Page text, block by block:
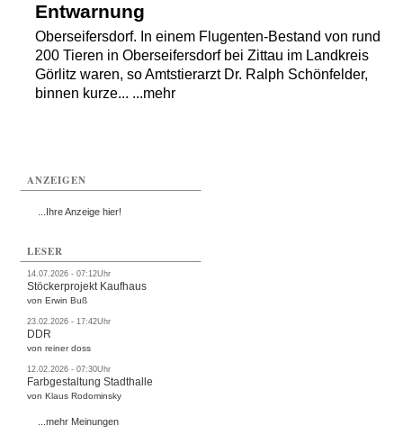
Entwarnung
Oberseifersdorf. In einem Flugenten-Bestand von rund
200 Tieren in Oberseifersdorf bei Zittau im Landkreis
Görlitz waren, so Amtstierarzt Dr. Ralph Schönfelder,
binnen kurze... ...mehr
ANZEIGEN
...Ihre Anzeige hier!
LESER
14.07.2026 - 07:12Uhr
Stöckerprojekt Kaufhaus
von Erwin Buß
23.02.2026 - 17:42Uhr
DDR
von reiner doss
12.02.2026 - 07:30Uhr
Farbgestaltung Stadthalle
von Klaus Rodominsky
...mehr Meinungen